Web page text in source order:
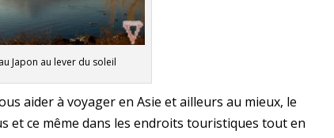
Japon au lever du soleil
aider à voyager en Asie et ailleurs au mieux, le
et ce même dans les endroits touristiques tout en